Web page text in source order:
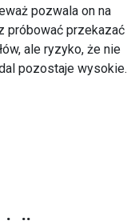
pozwala on na
próbować przekazać
ale ryzyko, że nie
pozostaje wysokie.